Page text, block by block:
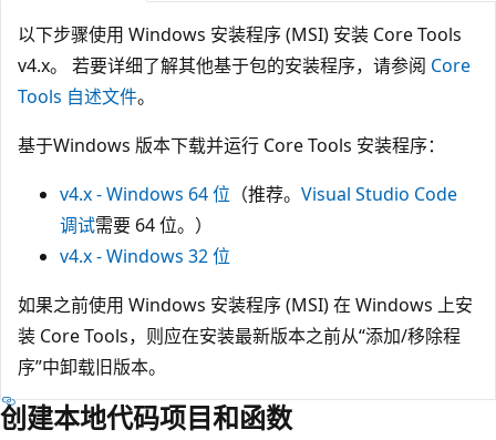
以下步骤使用 Windows 安装程序 (MSI) 安装 Core Tools
v4.x。 若要详细了解其他基于包的安装程序，请参阅 Core
Tools 自述文件。
基于Windows 版本下载并运行 Core Tools 安装程序：
v4.x - Windows 64 位 （推荐。 Visual Studio Code
调试需要 64 位。）
v4.x - Windows 32 位
如果之前使用 Windows 安装程序 (MSI) 在 Windows 上安
装 Core Tools，则应在安装最新版本之前从“添加/移除程
序”中卸载旧版本。
创建本地代码项目和函数